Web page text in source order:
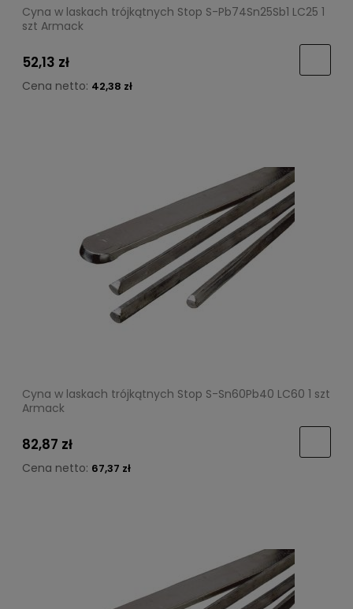
Cyna w laskach trójkątnych Stop S-Pb74Sn25Sb1 LC25 1
szt Armack
52,13 zł
Cena netto: 42,38 zł
Cyna w laskach trójkątnych Stop S-Sn60Pb40 LC60 1 szt
Armack
82,87 zł
Cena netto: 67,37 zł